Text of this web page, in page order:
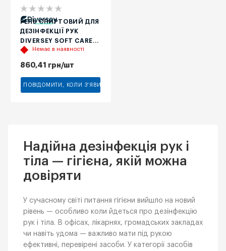
ГЕЛЬ СПИРТОВИЙ ДЛЯ
ДЕЗІНФЕКЦІЇ РУК
DIVERSEY SOFT CARE
MED H5, 0,5 Л
Немає в наявності
860,41 грн/шт
ПОВІДОМИТИ, КОЛИ З'ЯВИТЬСЯ
Надійна дезінфекція рук і
тіла — гігієна, якій можна
довіряти
У сучасному світі питання гігієни вийшло на новий
рівень — особливо коли йдеться про дезінфекцію
рук і тіла. В офісах, лікарнях, громадських закладах
чи навіть удома — важливо мати під рукою
ефективні, перевірені засоби. У категорії засобів